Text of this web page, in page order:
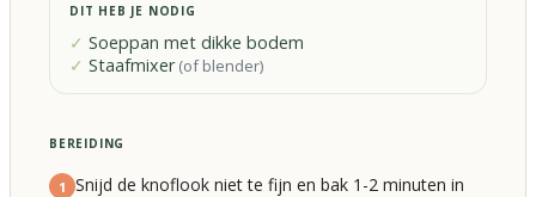
DIT HEB JE NODIG
Soeppan met dikke bodem
Staafmixer(of blender)
BEREIDING
1 Snijd de knoflook niet te fijn en bak 1-2 minuten in